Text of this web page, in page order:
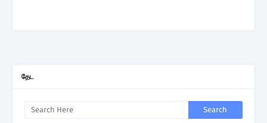
தேட